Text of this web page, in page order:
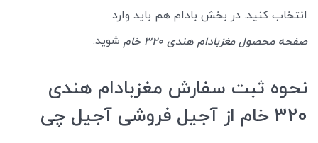
انتخاب کنید. در بخش بادام هم باید وارد
صفحه محصول مغزبادام هندی 320 خام
شوید.
نحوه ثبت سفارش مغزبادام هندی
320 خام از آجیل فروشی آجیل چی